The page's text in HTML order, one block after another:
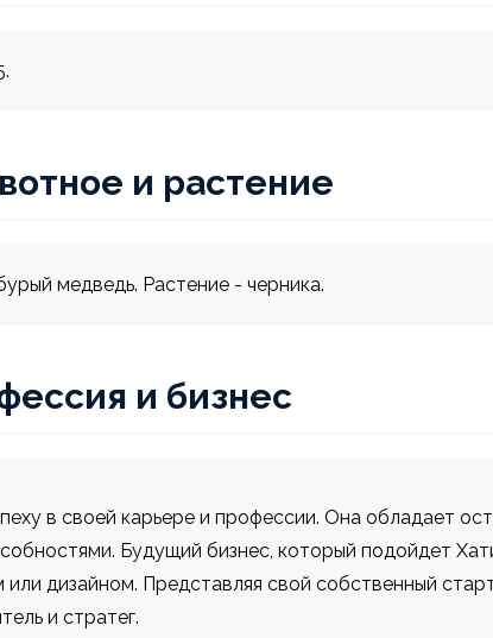
и растение
медведь. Растение - черника.
и бизнес
в своей карьере и профессии. Она обладает
Будущий бизнес, который подойдет
дизайном. Представляя свой собственный
и стратег.